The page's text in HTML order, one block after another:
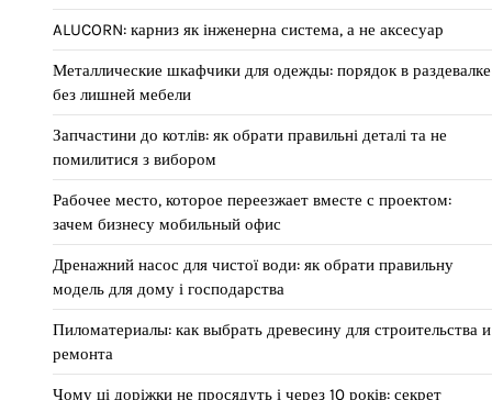
ALUCORN: карниз як інженерна система, а не аксесуар
Металлические шкафчики для одежды: порядок в раздевалке
без лишней мебели
Запчастини до котлів: як обрати правильні деталі та не
помилитися з вибором
Рабочее место, которое переезжает вместе с проектом:
зачем бизнесу мобильный офис
Дренажний насос для чистої води: як обрати правильну
модель для дому і господарства
Пиломатериалы: как выбрать древесину для строительства и
ремонта
Чому ці доріжки не просядуть і через 10 років: секрет